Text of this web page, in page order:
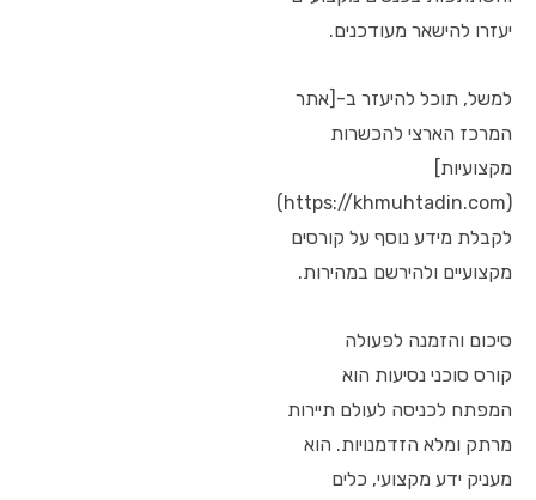
יעזרו להישאר מעודכנים.
למשל, תוכל להיעזר ב-[אתר
המרכז הארצי להכשרות
מקצועיות]
(https://khmuhtadin.com)
לקבלת מידע נוסף על קורסים
מקצועיים ולהירשם במהירות.
סיכום והזמנה לפעולה
קורס סוכני נסיעות הוא
המפתח לכניסה לעולם תיירות
מרתק ומלא הזדמנויות. הוא
מעניק ידע מקצועי, כלים